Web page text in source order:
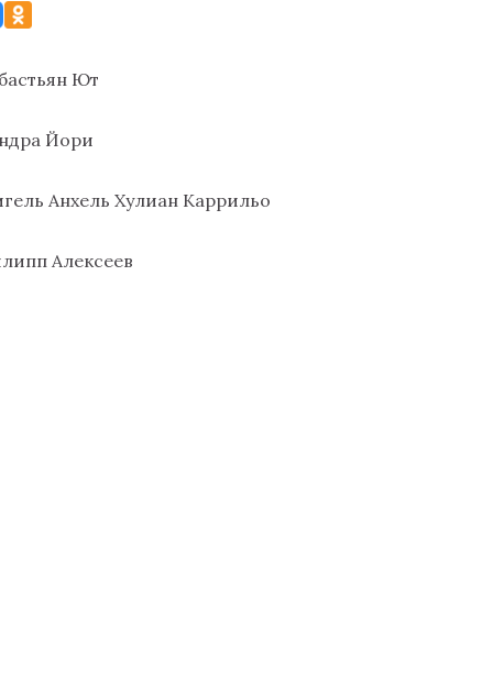
Ют
Йори
Анхель Хулиан Каррильо
Алексеев